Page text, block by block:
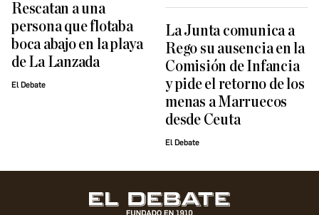
Rescatan a una
persona que flotaba
boca abajo en la playa
de La Lanzada
El Debate
La Junta comunica a
Rego su ausencia en la
Comisión de Infancia
y pide el retorno de los
menas a Marruecos
desde Ceuta
El Debate